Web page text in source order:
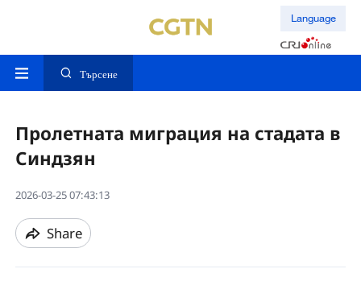
Language
Търсене
Пролетната миграция на стадата в
Синдзян
2026-03-25 07:43:13
Share